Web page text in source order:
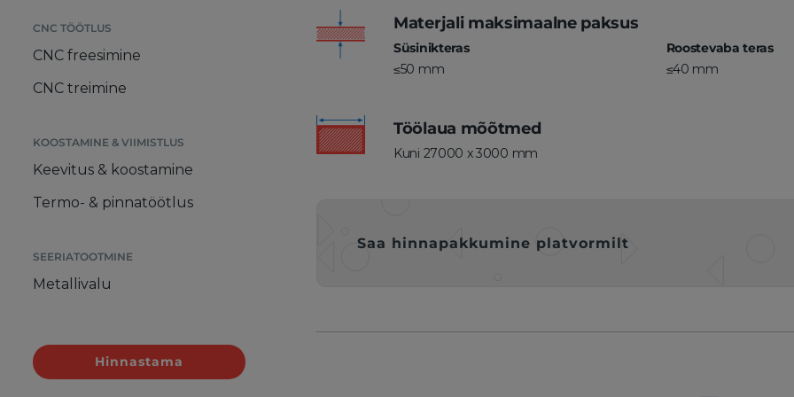
CNC TÖÖTLUS
CNC freesimine
CNC treimine
KOOSTAMINE & VIIMISTLUS
Keevitus & koostamine
Termo- & pinnatöötlus
SEERIATOOTMINE
Metallivalu
Hinnastama
Materjali maksimaalne paksus
Süsinikteras
≤50 mm
Roostevaba teras
≤40 mm
Töölaua mõõtmed
Kuni 27000 x 3000 mm
Saa hinnapakkumine platvormilt